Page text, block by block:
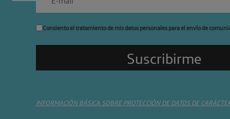
Consiento el tratamiento de mis datos personales para el envío de
INFORMACIÓN BÁSICA SOBRE PROTECCIÓN DE DATOS DE